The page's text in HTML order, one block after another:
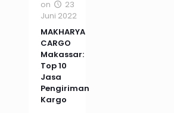
on
23
Juni 2022
MAKHARYA
CARGO
Makassar:
Top 10
Jasa
Pengiriman
Kargo